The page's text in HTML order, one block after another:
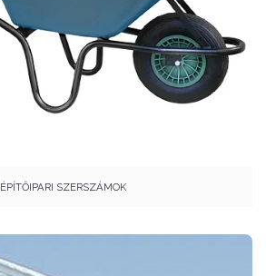
ÉPÍTŐIPARI SZERSZÁMOK